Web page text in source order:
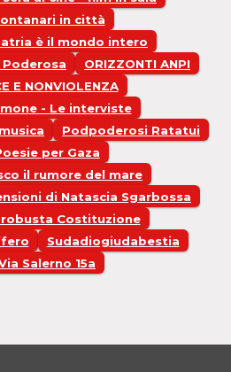
in città
è il mondo intero
ORIZZONTI ANPI
E NONVIOLENZA
- Le interviste
Podpoderosi Ratatui
per Gaza
il rumore del mare
di Natascia Sgarbossa
robusta Costituzione
Sudadiogiudabestia
Salerno 15a